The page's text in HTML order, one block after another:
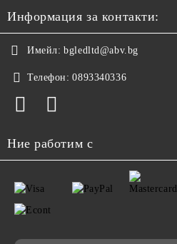
Информация за контакти:
Имейл: bgledltd@abv.bg
Телефон: 0893340336
Ние работим с